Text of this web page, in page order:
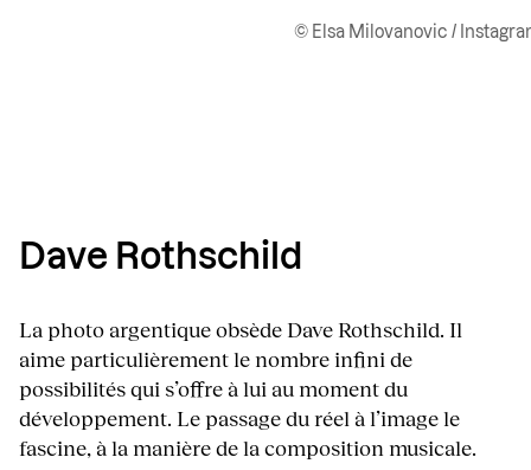
© Elsa Milovanovic /
Dave Rothschild
La photo argentique obsède Dave Rothschild. Il
aime particulièrement le nombre infini de
possibilités qui s’offre à lui au moment du
développement. Le passage du réel à l’image le
fascine, à la manière de la composition musicale.